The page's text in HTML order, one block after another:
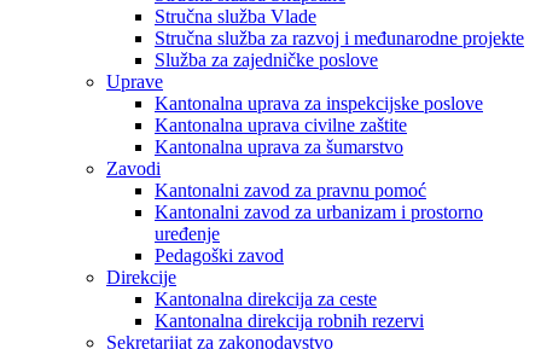
Stručna služba Vlade
Stručna služba za razvoj i međunarodne projekte
Služba za zajedničke poslove
Uprave
Kantonalna uprava za inspekcijske poslove
Kantonalna uprava civilne zaštite
Kantonalna uprava za šumarstvo
Zavodi
Kantonalni zavod za pravnu pomoć
Kantonalni zavod za urbanizam i prostorno
uređenje
Pedagoški zavod
Direkcije
Kantonalna direkcija za ceste
Kantonalna direkcija robnih rezervi
Sekretarijat za zakonodavstvo